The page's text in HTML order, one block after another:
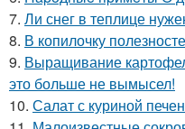
7. Ли снег в теплице
8. В копилочку
9. Выращивание
это больше не вымысел!
10. Салат с куриной